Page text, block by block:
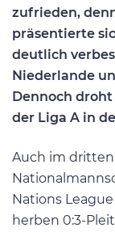
zufrieden,
präsentierte
deutlich
Niederlande
Dennoch droht
der Liga A in
Auch im
Nations
herben 0:3-